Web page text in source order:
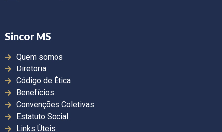
Sincor MS
Quem somos
Diretoria
Código de Ética
Benefícios
Convenções Coletivas
Estatuto Social
Links Úteis